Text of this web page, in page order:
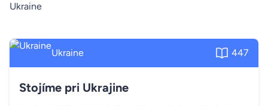
Ukraine
Ukraine 447
Stojíme pri Ukrajine